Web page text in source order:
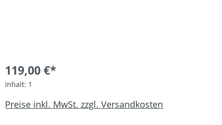
119,00 €*
Inhalt: 1
Preise inkl. MwSt. zzgl. Versandkosten